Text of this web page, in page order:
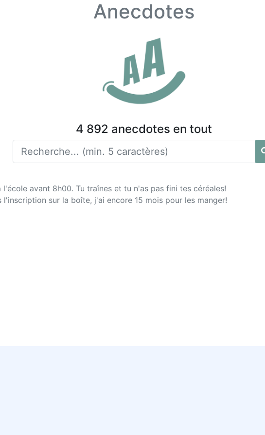
Anecdotes
4 892 anecdotes en tout
avant 8h00. Tu traînes et tu n'as pas fini tes céréales!
l'inscription sur la boîte, j'ai encore 15 mois pour les manger!